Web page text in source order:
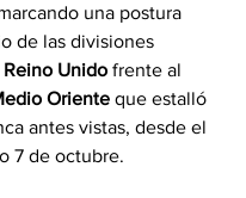
una postura
de las divisiones
Reino Unido frente al
Oriente que estalló
antes vistas, desde el
7 de octubre.